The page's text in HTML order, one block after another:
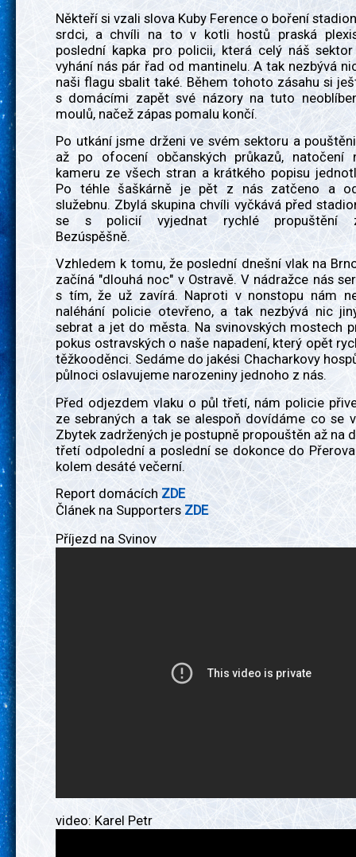
Někteří si vzali slova Kuby Ference o boření
srdci, a chvíli na to v kotli hostů praská
poslední kapka pro policii, která celý náš
vyhání nás pár řad od mantinelu. A tak nezbývá
naši flagu sbalit také. Během tohoto zásahu si
s domácími zapět své názory na tuto
moulů, načež zápas pomalu končí.
Po utkání jsme drženi ve svém sektoru a
až po ofocení občanských průkazů, natočení
kameru ze všech stran a krátkého popisu
Po téhle šaškárně je pět z nás zatčeno a
služebnu. Zbylá skupina chvíli vyčkává před
se s policií vyjednat rychlé propuštění
Bezúspěšně.
Vzhledem k tomu, že poslední dnešní vlak na
začíná "dlouhá noc" v Ostravě. V nádražce nás
s tím, že už zavírá. Naproti v nonstopu nám
naléhání policie otevřeno, a tak nezbývá nic
sebrat a jet do města. Na svinovských mostech
pokus ostravských o naše napadení, který opět
těžkooděnci. Sedáme do jakési Chacharkovy
půlnoci oslavujeme narozeniny jednoho z nás.
Před odjezdem vlaku o půl třetí, nám policie
ze sebraných a tak se alespoň dovídáme co se
Zbytek zadržených je postupně propouštěn až na
třetí odpolední a poslední se dokonce do
kolem desáté večerní.
Report domácích ZDE
Článek na Supporters ZDE
Příjezd na Svinov
video: Karel Petr